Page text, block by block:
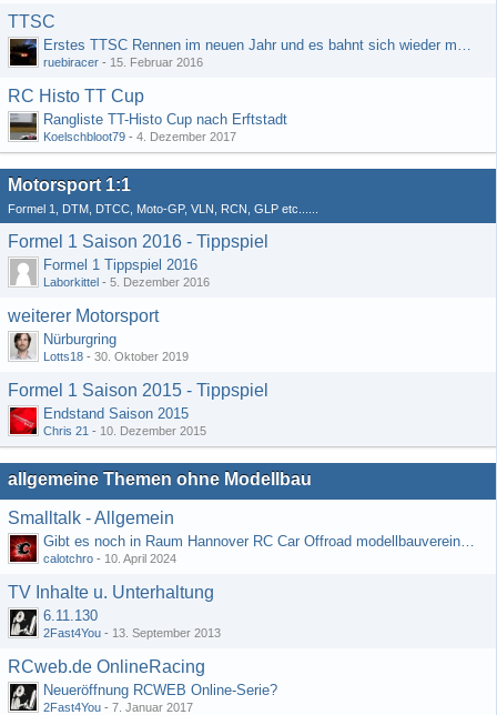
TTSC
Erstes TTSC Rennen im neuen Jahr und es bahnt sich wieder mal eine Rekordteilnehmerzahl an
ruebiracer - 15. Februar 2016
RC Histo TT Cup
Rangliste TT-Histo Cup nach Erftstadt
Koelschbloot79 - 4. Dezember 2017
Motorsport 1:1
Formel 1, DTM, DTCC, Moto-GP, VLN, RCN, GLP etc......
Formel 1 Saison 2016 - Tippspiel
Formel 1 Tippspiel 2016
Laborkittel - 5. Dezember 2016
weiterer Motorsport
Nürburgring
Lotts18 - 30. Oktober 2019
Formel 1 Saison 2015 - Tippspiel
Endstand Saison 2015
Chris 21 - 10. Dezember 2015
allgemeine Themen ohne Modellbau
Smalltalk - Allgemein
Gibt es noch in Raum Hannover RC Car Offroad modellbauvereine, habe selbst schon gegoogelt aber erfolglos
calotchro - 10. April 2024
TV Inhalte u. Unterhaltung
6.11.130
2Fast4You - 13. September 2013
RCweb.de OnlineRacing
Neueröffnung RCWEB Online-Serie?
2Fast4You - 7. Januar 2017